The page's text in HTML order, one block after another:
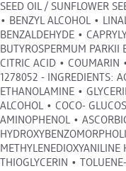
SEED OIL / SUNFLOWER
• BENZYL ALCOHOL •
BENZALDEHYDE •
BUTYROSPERMUM PARKII
CITRIC ACID • COUMARIN
1278052 - INGREDIENTS:
ETHANOLAMINE •
ALCOHOL • COCO-
AMINOPHENOL •
THIOGLYCERIN •